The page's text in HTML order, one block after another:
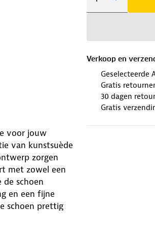
Verkoop en
Geselecteerde
Gratis
30 dagen
Gratis
voor jouw
van kunstsuède
zorgen
met zowel een
schoen
en een fijne
schoen prettig
of je nu